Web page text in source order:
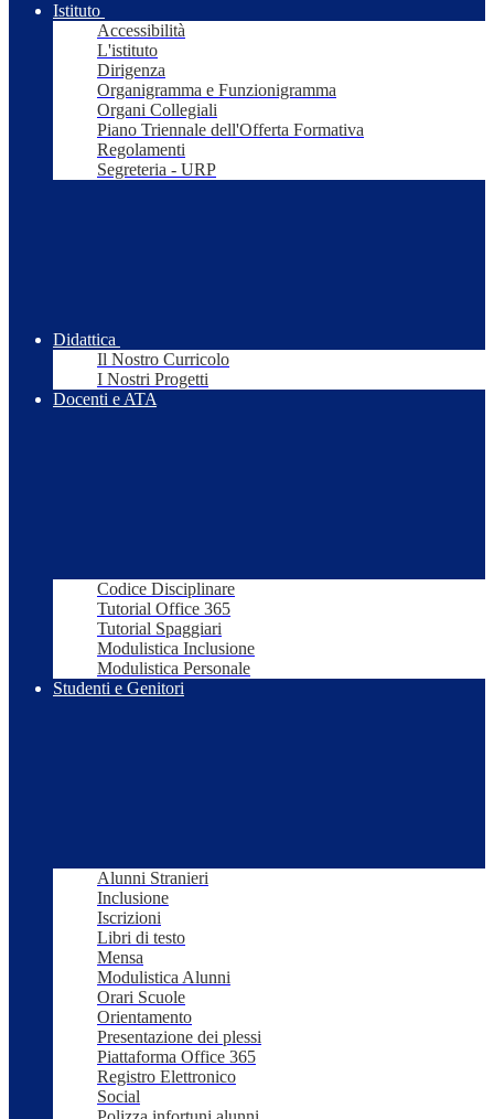
Istituto
Accessibilità
L'istituto
Dirigenza
Organigramma e Funzionigramma
Organi Collegiali
Piano Triennale dell'Offerta Formativa
Regolamenti
Segreteria - URP
Didattica
Il Nostro Curricolo
I Nostri Progetti
Docenti e ATA
Codice Disciplinare
Tutorial Office 365
Tutorial Spaggiari
Modulistica Inclusione
Modulistica Personale
Studenti e Genitori
Alunni Stranieri
Inclusione
Iscrizioni
Libri di testo
Mensa
Modulistica Alunni
Orari Scuole
Orientamento
Presentazione dei plessi
Piattaforma Office 365
Registro Elettronico
Social